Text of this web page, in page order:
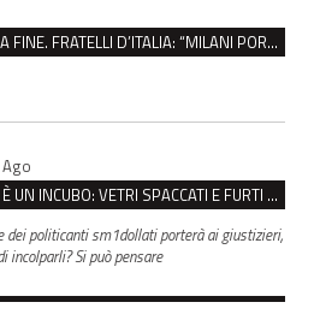
HELLWATT, SCONTRO SENZA FINE. FRATELLI D’ITALIA: “MILANI PORTA DOCUMENTI, DE FRANCO INSULTI”
REGGIO, PIAZZALE EUROPA È UN INCUBO: VETRI SPACCATI E FURTI SULLE AUTO IN SOSTA
dei politicanti sm1dollati porterà ai giustizieri,
incolparli? Si può pensare